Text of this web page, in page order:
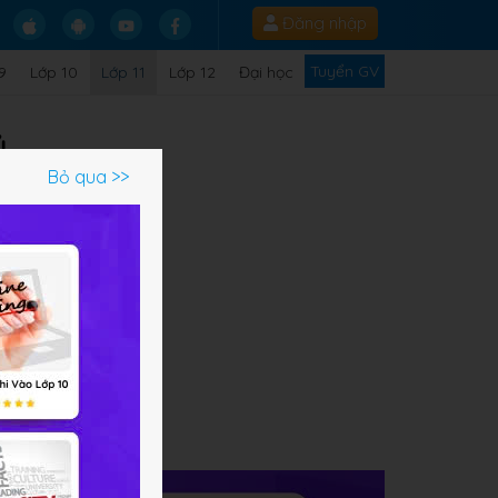
Đăng nhập
Lớp 10 Lớp 11 Lớp 12 Đại học Tuyển GV
Bỏ qua >>